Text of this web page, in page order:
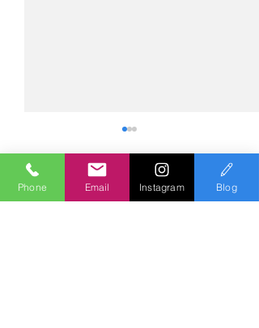
コメント
Phone Email Instagram Blog